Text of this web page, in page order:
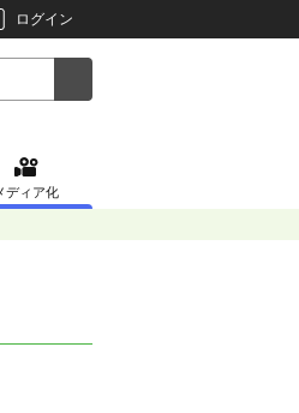
ログイン
ディア化